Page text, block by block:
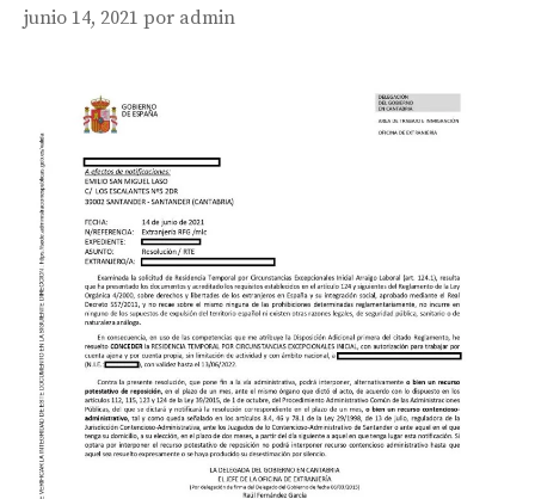
junio 14, 2021 por admin